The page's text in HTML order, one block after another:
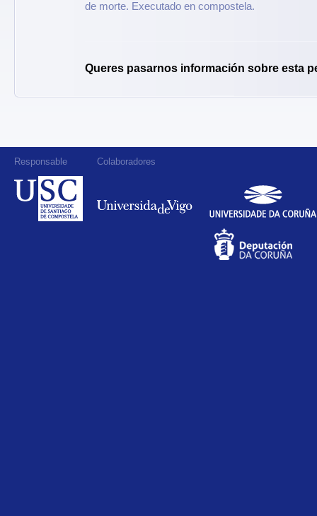
de morte. Executado en compostela.
Queres pasarnos información sobre esta
Responsable Colaboradores